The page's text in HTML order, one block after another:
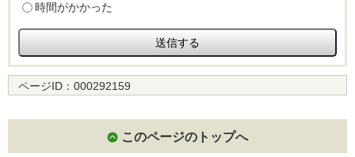
時間がかかった
ページID： 000292159
このページのトップへ